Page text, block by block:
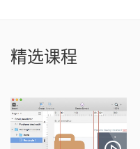
精选课程